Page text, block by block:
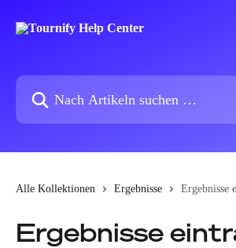
Nach Artikeln suchen …
Alle Kollektionen Ergebnisse Ergebnisse
Ergebnisse